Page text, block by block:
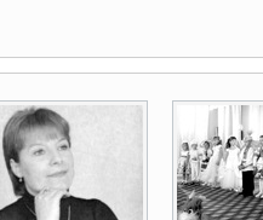
3 фото 2 фото